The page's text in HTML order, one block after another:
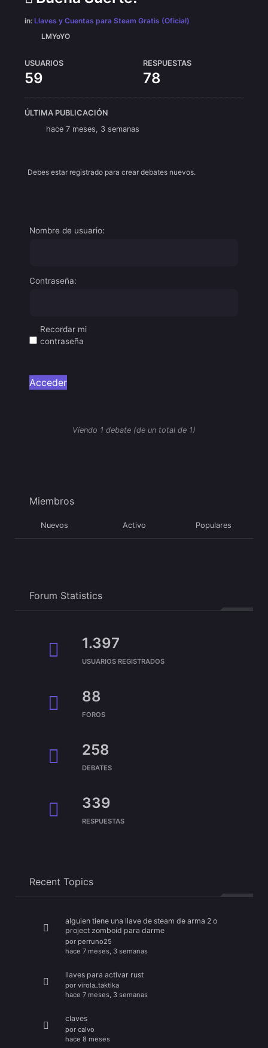
Viendo 1 debate (de un total de 1)
in: Llaves y Cuentas para Steam Gratis (Oficial)
LMYoYO
USUARIOS
59
RESPUESTAS
78
ÚLTIMA PUBLICACIÓN
hace 7 meses, 3 semanas
Debes estar registrado para crear debates nuevos.
Nombre de usuario:
Contraseña:
Recordar mi
contraseña
Acceder
Miembros
Nuevos Activo Populares
Forum Statistics
1.397
USUARIOS REGISTRADOS
88
FOROS
258
DEBATES
339
RESPUESTAS
Recent Topics
alguien tiene una llave de steam de arma 2 o
project zomboid para darme
por perruno25
hace 7 meses, 3 semanas
llaves para activar rust
por virola_taktika
hace 7 meses, 3 semanas
claves
por calvo
hace 8 meses